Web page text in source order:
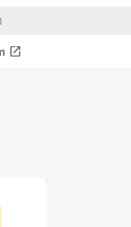
open_in_new